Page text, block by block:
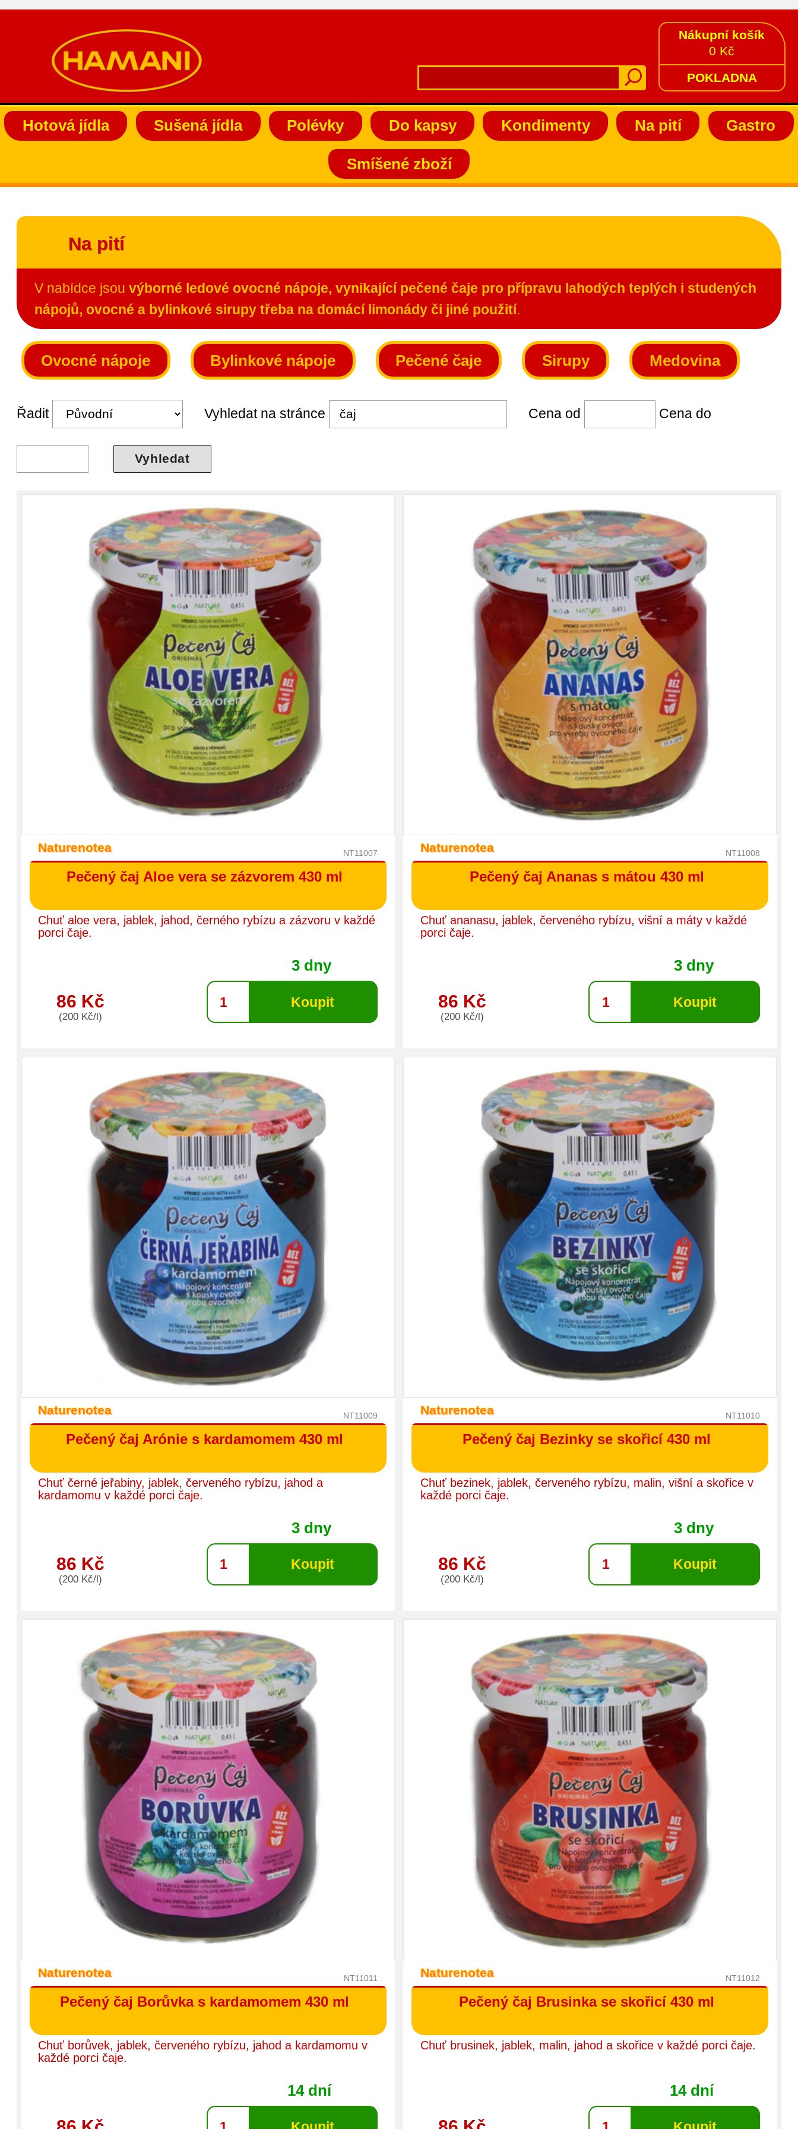
Nákupní košík
0 Kč
POKLADNA
Hotová jídla Sušená jídla Polévky Do kapsy Kondimenty Na pití Gastro
Smíšené zboží
Na pití
V nabídce jsou výborné ledové ovocné nápoje, vynikající pečené čaje pro přípravu lahodých teplých i studených
nápojů, ovocné a bylinkové sirupy třeba na domácí limonády či jiné použití.
Ovocné nápoje Bylinkové nápoje Pečené čaje Sirupy Medovina
Řadit Vyhledat na stránce Cena od Cena do
Naturenotea
Pečený čaj Aloe vera se zázvorem 430 ml
Chuť aloe vera, jablek, jahod, černého rybízu a zázvoru v každé
porci čaje.
NT11007
3 dny
86 Kč
(200 Kč/l)
Naturenotea
Pečený čaj Ananas s mátou 430 ml
Chuť ananasu, jablek, červeného rybízu, višní a máty v každé
porci čaje.
NT11008
3 dny
86 Kč
(200 Kč/l)
Naturenotea
Pečený čaj Arónie s kardamomem 430 ml
Chuť černé jeřabiny, jablek, červeného rybízu, jahod a
kardamomu v každé porci čaje.
NT11009
3 dny
86 Kč
(200 Kč/l)
Naturenotea
Pečený čaj Bezinky se skořicí 430 ml
Chuť bezinek, jablek, červeného rybízu, malin, višní a skořice v
každé porci čaje.
NT11010
3 dny
86 Kč
(200 Kč/l)
Naturenotea
Pečený čaj Borůvka s kardamomem 430 ml
Chuť borůvek, jablek, červeného rybízu, jahod a kardamomu v
každé porci čaje.
NT11011
14 dní
Naturenotea
Pečený čaj Brusinka se skořicí 430 ml
Chuť brusinek, jablek, malin, jahod a skořice v každé porci čaje.
NT11012
14 dní